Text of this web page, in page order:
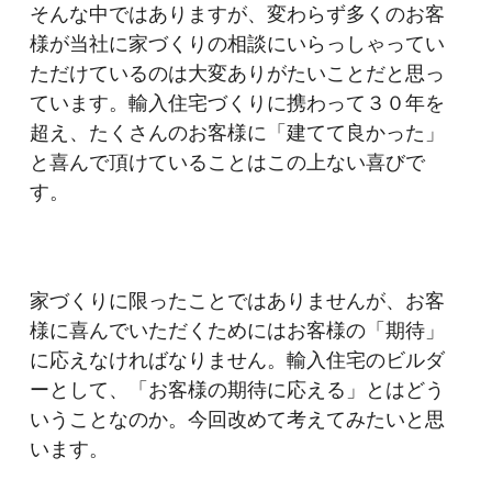
そんな中ではありますが、変わらず多くのお客
様が当社に家づくりの相談にいらっしゃってい
ただけているのは大変ありがたいことだと思っ
ています。輸入住宅づくりに携わって３０年を
超え、たくさんのお客様に「建てて良かった」
と喜んで頂けていることはこの上ない喜びで
す。
家づくりに限ったことではありませんが、お客
様に喜んでいただくためにはお客様の「期待」
に応えなければなりません。輸入住宅のビルダ
ーとして、「お客様の期待に応える」とはどう
いうことなのか。今回改めて考えてみたいと思
います。